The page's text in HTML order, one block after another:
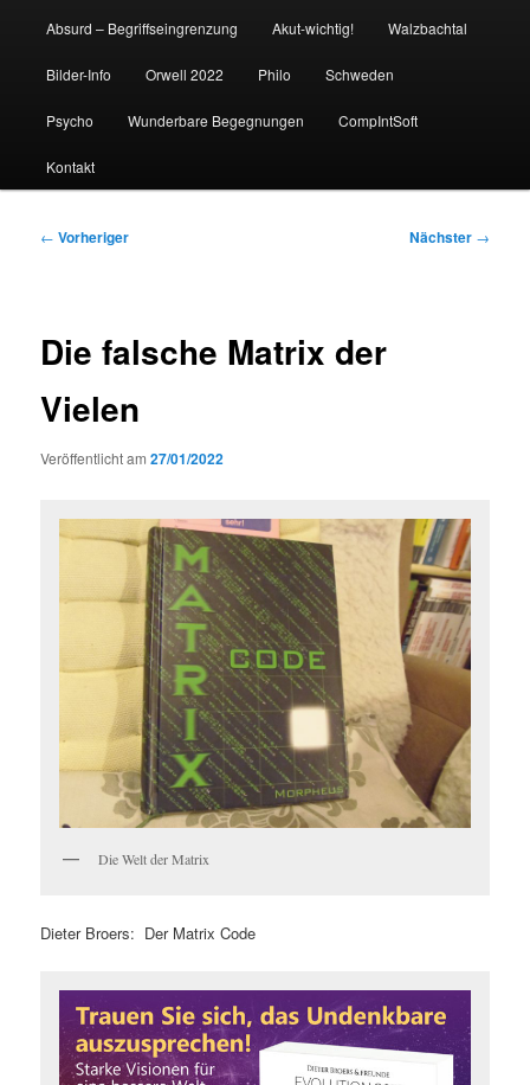
Absurd – Begriffseingrenzung Akut-wichtig! Walzbachtal
Bilder-Info Orwell 2022 Philo Schweden
Psycho Wunderbare Begegnungen CompIntSoft
Kontakt
Beitragsnavigation
← Vorheriger Nächster →
Die falsche Matrix der
Vielen
Veröffentlicht am27/01/2022
Die Welt der Matrix
Dieter Broers: Der Matrix Code